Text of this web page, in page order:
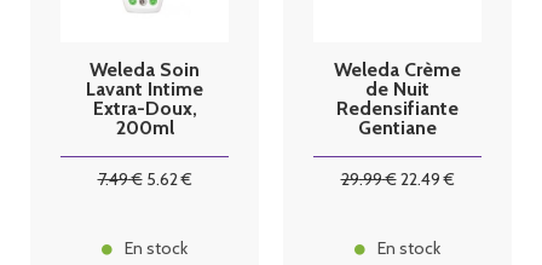
Weleda Soin
Lavant Intime
Extra-Doux,
200ml
7.49€ 5.62€
En stock
Weleda Crème
de Nuit
Redensifiante
Gentiane
ml
29.99€22.49€
En stock